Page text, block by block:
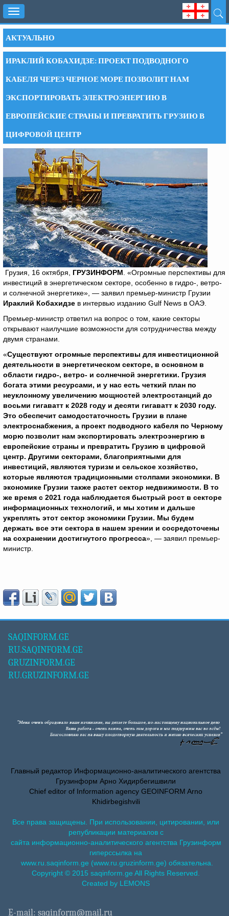
Toggle
navigation
АКТУАЛЬНО
ИРАКЛИЙ КОБАХИДЗЕ: ПРОЕКТ ПОДВОДНОГО
КАБЕЛЯ ЧЕРЕЗ ЧЕРНОЕ МОРЕ ПОЗВОЛИТ НАМ
ЭКСПОРТИРОВАТЬ ЭЛЕКТРОЭНЕРГИЮ В
ЕВРОПЕЙСКИЕ СТРАНЫ И ПРЕВРАТИТЬ ГРУЗИЮ В
ЦИФРОВОЙ ЦЕНТР
Грузия, 16 октября, ГРУЗИНФОРМ . «Огромные перспективы для
инвестиций в энергетическом секторе, особенно в гидро-, ветро-
и солнечной энергетике», — заявил премьер-министр Грузии
Ираклий Кобахидзе в интервью изданию Gulf News в ОАЭ.
Премьер-министр ответил на вопрос о том, какие секторы
открывают наилучшие возможности для сотрудничества между
двумя странами.
«Существуют огромные перспективы для инвестиционной
деятельности в энергетическом секторе, в основном в
области гидро-, ветро- и солнечной энергетики. Грузия
богата этими ресурсами, и у нас есть четкий план по
неуклонному увеличению мощностей электростанций до
восьми гигаватт к 2028 году и десяти гигаватт к 2030 году.
Это обеспечит самодостаточность Грузии в плане
электроснабжения, а проект подводного кабеля по Черному
морю позволит нам экспортировать электроэнергию в
европейские страны и превратить Грузию в цифровой
центр. Другими секторами, благоприятными для
инвестиций, являются туризм и сельское хозяйство,
которые являются традиционными столпами экономики. В
экономике Грузии также растет сектор недвижимости. В то
же время с 2021 года наблюдается быстрый рост в секторе
информационных технологий, и мы хотим и дальше
укреплять этот сектор экономики Грузии. Мы будем
держать все эти сектора в нашем зрении и сосредоточены
на сохранении достигнутого прогресса», — заявил премьер-
министр.
SAQINFORM.GE
RU.SAQINFORM.GE
GRUZINFORM.GE
RU.GRUZINFORM.GE
Главный редактор Информационно-аналитического агентства
Грузинформ Арно Хидирбегишвили
Chief editor of Information agency GEOINFORM Arno
Khidirbegishvili
Все права защищены. При использовании, цитировании, или
републикации материалов с
сайта информационно-аналитического агентства Грузинформ
гиперссылка на
www.ru.saqinform.ge (www.ru.gruzinform.ge) обязательна.
Copyright © 2015 saqinform.ge All Rights Reserved.
Created by LEMONS
E-mail: saqinform@mail.ru